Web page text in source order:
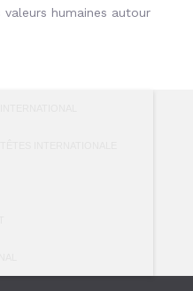
humaines autour